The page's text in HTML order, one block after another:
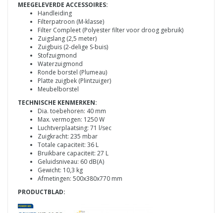
MEEGELEVERDE ACCESSOIRES:
Handleiding
Filterpatroon (M-klasse)
Filter Compleet (Polyester filter voor droog gebruik)
Zuigslang (2,5 meter)
Zuigbuis (2-delige S-buis)
Stofzuigmond
Waterzuigmond
Ronde borstel (Plumeau)
Platte zuigbek (Plintzuiger)
Meubelborstel
TECHNISCHE KENMERKEN:
Dia. toebehoren: 40 mm
Max. vermogen: 1250 W
Luchtverplaatsing: 71 l/sec
Zuigkracht: 235 mbar
Totale capaciteit: 36 L
Bruikbare capaciteit: 27 L
Geluidsniveau: 60 dB(A)
Gewicht: 10,3 kg
Afmetingen: 500x380x770 mm
PRODUCTBLAD: